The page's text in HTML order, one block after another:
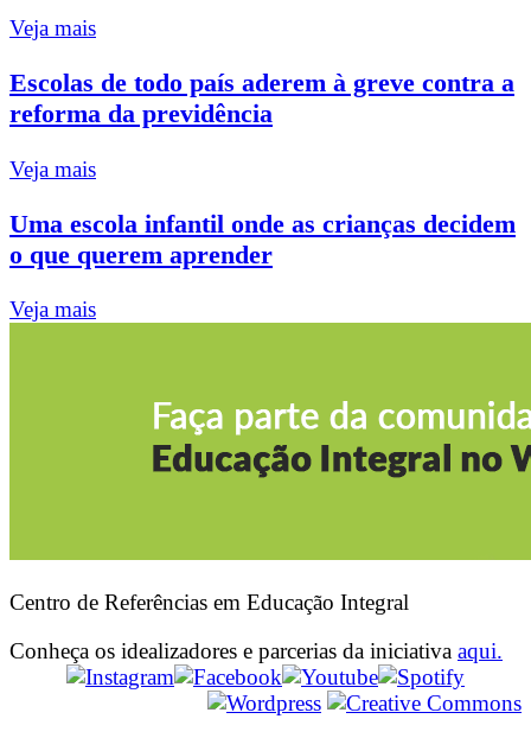
Veja mais
Escolas de todo país aderem à greve contra a
reforma da previdência
Veja mais
Uma escola infantil onde as crianças decidem
o que querem aprender
Veja mais
Centro de Referências em Educação Integral
Conheça os idealizadores e parcerias da iniciativa aqui.